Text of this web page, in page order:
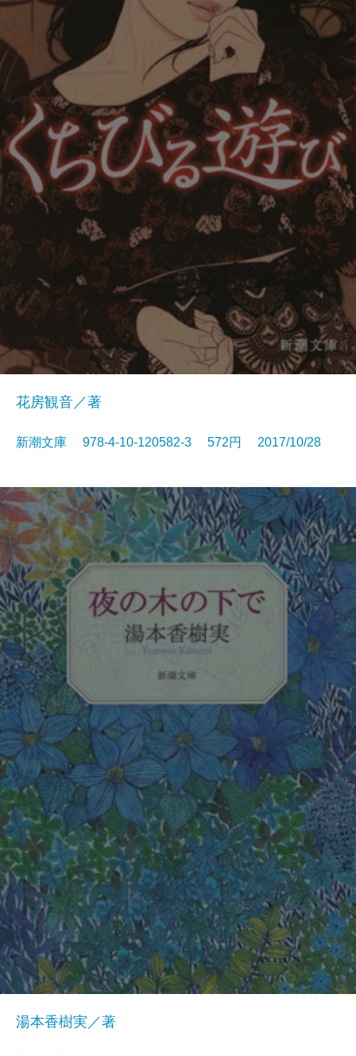
花房観音／著
新潮文庫 978-4-10-120582-3 572円 2017/10/28
湯本香樹実／著